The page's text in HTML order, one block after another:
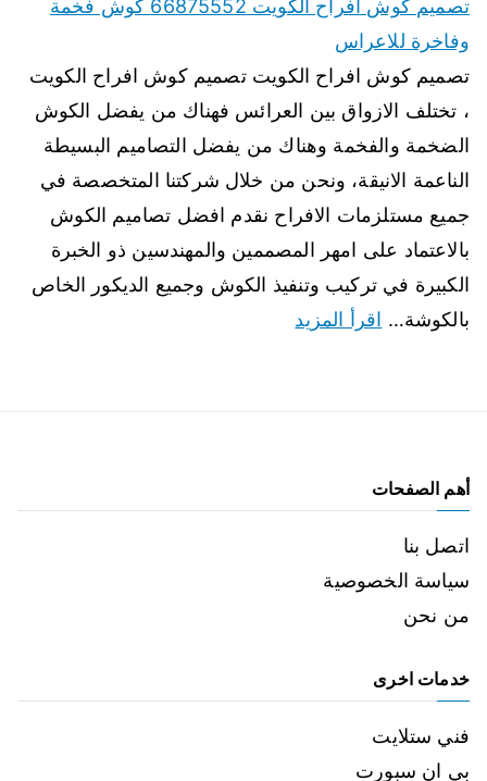
تصميم كوش افراح الكويت 66875552 كوش فخمة
وفاخرة للاعراس
تصميم كوش افراح الكويت تصميم كوش افراح الكويت
، تختلف الازواق بين العرائس فهناك من يفضل الكوش
الضخمة والفخمة وهناك من يفضل التصاميم البسيطة
الناعمة الانيقة، ونحن من خلال شركتنا المتخصصة في
جميع مستلزمات الافراح نقدم افضل تصاميم الكوش
بالاعتماد على امهر المصممين والمهندسين ذو الخبرة
الكبيرة في تركيب وتنفيذ الكوش وجميع الديكور الخاص
بالكوشة… اقرأ المزيد
أهم الصفحات
اتصل بنا
سياسة الخصوصية
من نحن
خدمات اخرى
فني ستلايت
بي ان سبورت